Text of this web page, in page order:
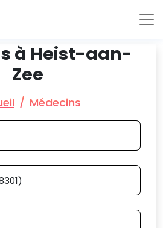
à Heist-aan-
Zee
Médecins